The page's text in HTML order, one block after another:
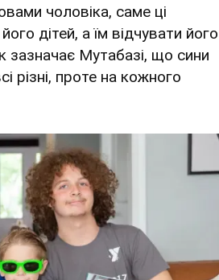
чоловіка, саме ці
дітей, а їм відчувати його
зазначає Мутабазі, що сини
різні, проте на кожного